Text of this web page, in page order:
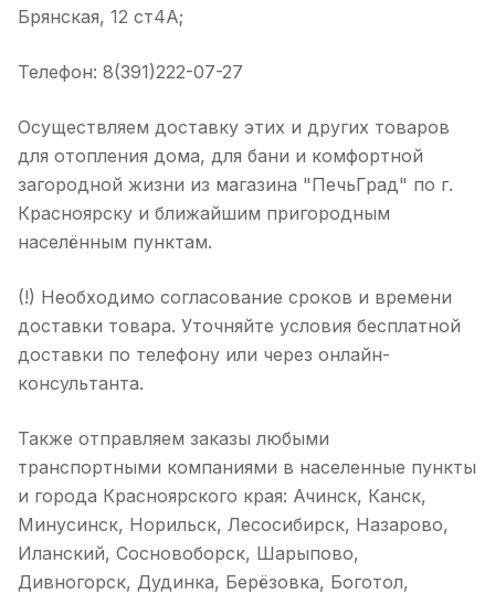
Брянская, 12 ст4А;
Телефон: 8(391)222-07-27
Осуществляем доставку этих и других товаров
для отопления дома, для бани и комфортной
загородной жизни из магазина "ПечьГрад" по г.
Красноярску и ближайшим пригородным
населённым пунктам.
(!) Необходимо согласование сроков и времени
доставки товара. Уточняйте условия бесплатной
доставки по телефону или через онлайн-
консультанта.
Также отправляем заказы любыми
транспортными компаниями в населенные пункты
и города Красноярского края: Ачинск, Канск,
Минусинск, Норильск, Лесосибирск, Назарово,
Иланский, Сосновоборск, Шарыпово,
Дивногорск, Дудинка, Берёзовка, Боготол,